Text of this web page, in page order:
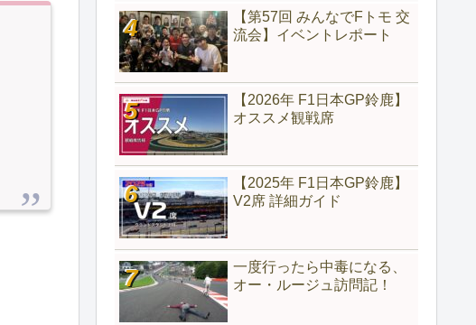
【第57回 みんなでFトモ 交
流会】イベントレポート
【2026年 F1日本GP鈴鹿】
オススメ観戦席
【2025年 F1日本GP鈴鹿】
V2席 詳細ガイド
一度行ったら中毒になる、
オー・ルージュ訪問記！